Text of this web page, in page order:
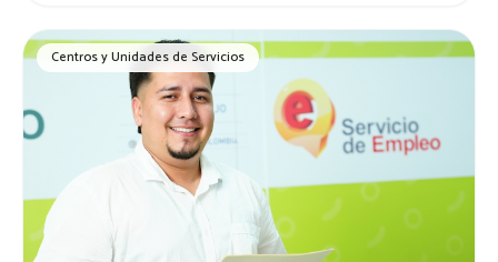
Centros y Unidades de Servicios